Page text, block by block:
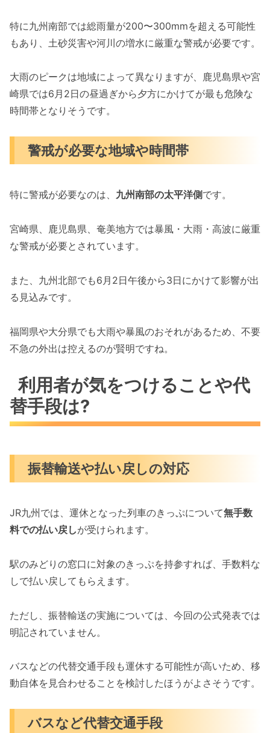
特に九州南部では総雨量が200〜300mmを超える可能性
もあり、土砂災害や河川の増水に厳重な警戒が必要です。
大雨のピークは地域によって異なりますが、鹿児島県や宮
崎県では6月2日の昼過ぎから夕方にかけてが最も危険な
時間帯となりそうです。
警戒が必要な地域や時間帯
特に警戒が必要なのは、 九州南部の太平洋側 です。
宮崎県、鹿児島県、奄美地方では暴風・大雨・高波に厳重
な警戒が必要とされています。
また、九州北部でも6月2日午後から3日にかけて影響が出
る見込みです。
福岡県や大分県でも大雨や暴風のおそれがあるため、不要
不急の外出は控えるのが賢明ですね。
利用者が気をつけることや代
替手段は?
振替輸送や払い戻しの対応
JR九州では、運休となった列車のきっぷについて無手数
料での払い戻しが受けられます。
駅のみどりの窓口に対象のきっぷを持参すれば、手数料な
しで払い戻してもらえます。
ただし、振替輸送の実施については、今回の公式発表では
明記されていません。
バスなどの代替交通手段も運休する可能性が高いため、移
動自体を見合わせることを検討したほうがよさそうです。
バスなど代替交通手段